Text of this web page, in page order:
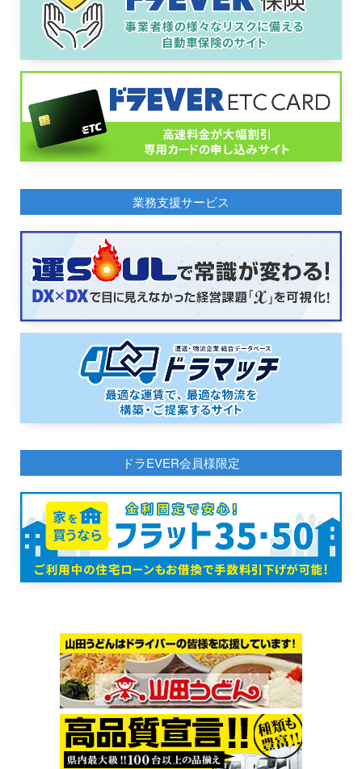
業務支援サービス
ドラEVER会員様限定